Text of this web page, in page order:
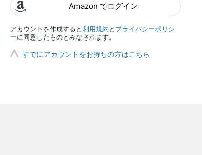
Amazon でログイン
アカウントを作成すると 利用規約 と プライバシーポリシ
ーに同意したものとみなされます。
すでにアカウントをお持ちの方はこちら